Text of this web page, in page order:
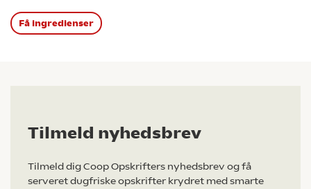
Få ingredienser
Tilmeld nyhedsbrev
Tilmeld dig Coop Opskrifters nyhedsbrev og få
serveret dugfriske opskrifter krydret med smarte